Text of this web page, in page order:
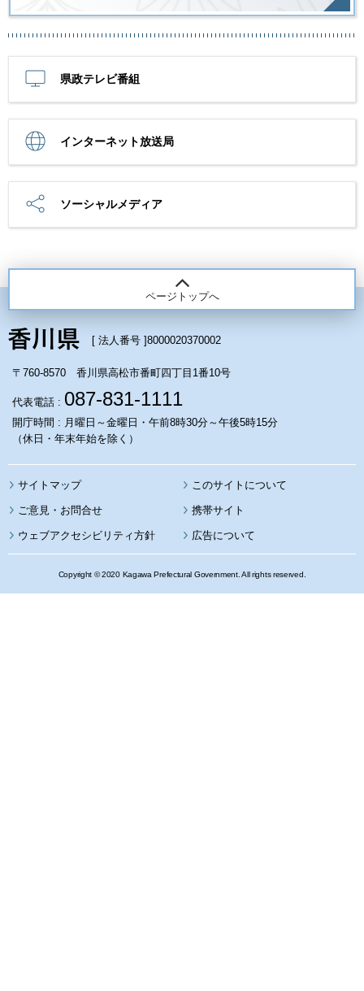
県政テレビ番組
インターネット放送局
ソーシャルメディア
ページトップへ
[ 法人番号 ]8000020370002
〒760-8570 香川県高松市番町四丁目1番10号
代表電話 : 087-831-1111
開庁時間 : 月曜日～金曜日・午前8時30分～午後5時15分
（休日・年末年始を除く）
サイトマップ このサイトについて
携帯サイト
ウェブアクセシビリティ方針 広告について
Copyright © 2020 Kagawa Prefectural Government. All rights reserved.